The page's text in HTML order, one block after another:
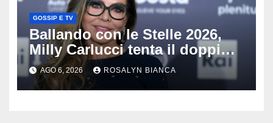
GOSSIP E TV
Ballando con le Stelle 2026,
Milly Carlucci tenta il doppio
colpo: tra i papabili Ornella
Muti e Monica Guerritore
AGO 6, 2026 ROSALYN BIANCA